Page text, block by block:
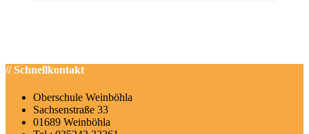
// Schnellkontakt
Oberschule Weinböhla
Sachsenstraße 33
01689 Weinböhla